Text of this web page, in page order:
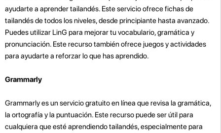
ayudarte a aprender tailandés. Este servicio ofrece fichas de
tailandés de todos los niveles, desde principiante hasta avanzado.
Puedes utilizar LinG para mejorar tu vocabulario, gramática y
pronunciación. Este recurso también ofrece juegos y actividades
para ayudarte a reforzar lo que has aprendido.
Grammarly
Grammarly es un servicio gratuito en línea que revisa la gramática,
la ortografía y la puntuación. Este recurso puede ser útil para
cualquiera que esté aprendiendo tailandés, especialmente para